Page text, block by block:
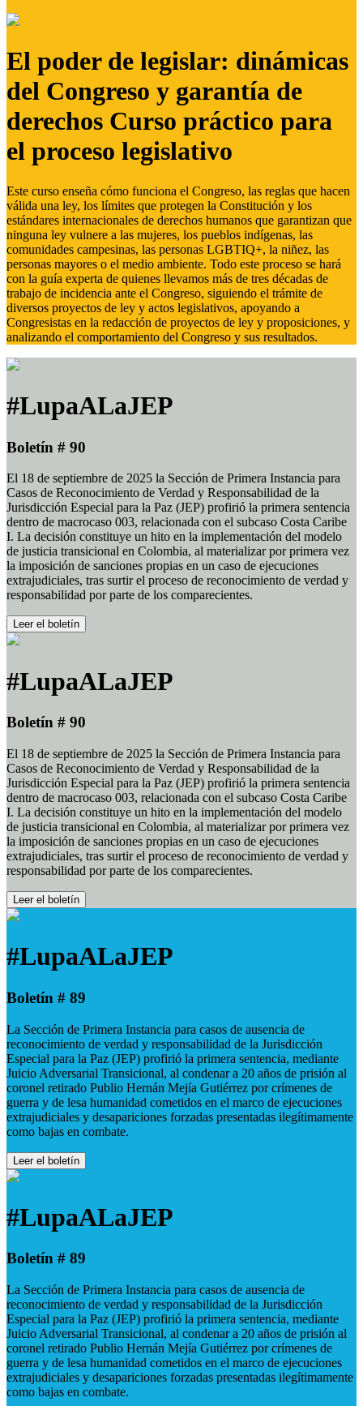
El poder de legislar: dinámicas
del Congreso y garantía de
derechos Curso práctico para
el proceso legislativo
Este curso enseña cómo funciona el Congreso, las reglas que hacen
válida una ley, los límites que protegen la Constitución y los
estándares internacionales de derechos humanos que garantizan que
ninguna ley vulnere a las mujeres, los pueblos indígenas, las
comunidades campesinas, las personas LGBTIQ+, la niñez, las
personas mayores o el medio ambiente. Todo este proceso se hará
con la guía experta de quienes llevamos más de tres décadas de
trabajo de incidencia ante el Congreso, siguiendo el trámite de
diversos proyectos de ley y actos legislativos, apoyando a
Congresistas en la redacción de proyectos de ley y proposiciones, y
analizando el comportamiento del Congreso y sus resultados.
#LupaALaJEP
Boletín # 90
El 18 de septiembre de 2025 la Sección de Primera Instancia para
Casos de Reconocimiento de Verdad y Responsabilidad de la
Jurisdicción Especial para la Paz (JEP) profirió la primera sentencia
dentro de macrocaso 003, relacionada con el subcaso Costa Caribe
I. La decisión constituye un hito en la implementación del modelo
de justicia transicional en Colombia, al materializar por primera vez
la imposición de sanciones propias en un caso de ejecuciones
extrajudiciales, tras surtir el proceso de reconocimiento de verdad y
responsabilidad por parte de los comparecientes.
Leer el boletín
#LupaALaJEP
Boletín # 90
El 18 de septiembre de 2025 la Sección de Primera Instancia para
Casos de Reconocimiento de Verdad y Responsabilidad de la
Jurisdicción Especial para la Paz (JEP) profirió la primera sentencia
dentro de macrocaso 003, relacionada con el subcaso Costa Caribe
I. La decisión constituye un hito en la implementación del modelo
de justicia transicional en Colombia, al materializar por primera vez
la imposición de sanciones propias en un caso de ejecuciones
extrajudiciales, tras surtir el proceso de reconocimiento de verdad y
responsabilidad por parte de los comparecientes.
Leer el boletín
#LupaALaJEP
Boletín # 89
La Sección de Primera Instancia para casos de ausencia de
reconocimiento de verdad y responsabilidad de la Jurisdicción
Especial para la Paz (JEP) profirió la primera sentencia, mediante
Juicio Adversarial Transicional, al condenar a 20 años de prisión al
coronel retirado Publio Hernán Mejía Gutiérrez por crímenes de
guerra y de lesa humanidad cometidos en el marco de ejecuciones
extrajudiciales y desapariciones forzadas presentadas ilegítimamente
como bajas en combate.
Leer el boletín
#LupaALaJEP
Boletín # 89
La Sección de Primera Instancia para casos de ausencia de
reconocimiento de verdad y responsabilidad de la Jurisdicción
Especial para la Paz (JEP) profirió la primera sentencia, mediante
Juicio Adversarial Transicional, al condenar a 20 años de prisión al
coronel retirado Publio Hernán Mejía Gutiérrez por crímenes de
guerra y de lesa humanidad cometidos en el marco de ejecuciones
extrajudiciales y desapariciones forzadas presentadas ilegítimamente
como bajas en combate.